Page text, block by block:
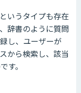
いうタイプも存在
辞書のように質問
し、ユーザーが
から検索し、該当
す。